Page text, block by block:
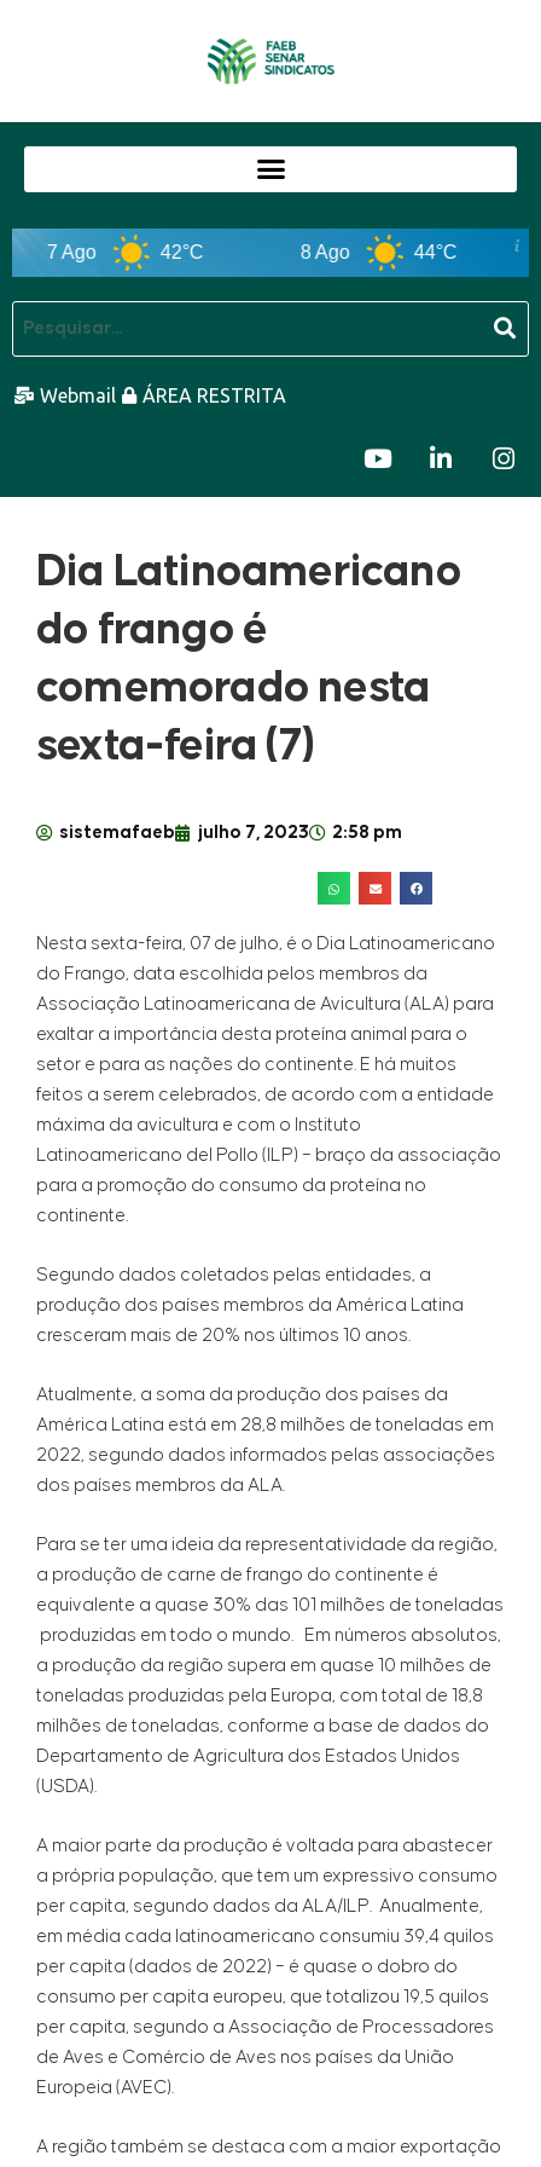
7 Ago 42°C 8 Ago 44°C
Webmail ÁREA RESTRITA
Dia Latinoamericano
do frango é
comemorado nesta
sexta-feira (7)
sistemafaeb julho 7, 2023 2:58 pm
Nesta sexta-feira, 07 de julho, é o Dia Latinoamericano
do Frango, data escolhida pelos membros da
Associação Latinoamericana de Avicultura (ALA) para
exaltar a importância desta proteína animal para o
setor e para as nações do continente. E há muitos
feitos a serem celebrados, de acordo com a entidade
máxima da avicultura e com o Instituto
Latinoamericano del Pollo (ILP) – braço da associação
para a promoção do consumo da proteína no
continente.
Segundo dados coletados pelas entidades, a
produção dos países membros da América Latina
cresceram mais de 20% nos últimos 10 anos.
Atualmente, a soma da produção dos países da
América Latina está em 28,8 milhões de toneladas em
2022, segundo dados informados pelas associações
dos países membros da ALA.
Para se ter uma ideia da representatividade da região,
a produção de carne de frango do continente é
equivalente a quase 30% das 101 milhões de toneladas
produzidas em todo o mundo. Em números absolutos,
a produção da região supera em quase 10 milhões de
toneladas produzidas pela Europa, com total de 18,8
milhões de toneladas, conforme a base de dados do
Departamento de Agricultura dos Estados Unidos
(USDA).
A maior parte da produção é voltada para abastecer
a própria população, que tem um expressivo consumo
per capita, segundo dados da ALA/ILP. Anualmente,
em média cada latinoamericano consumiu 39,4 quilos
per capita (dados de 2022) – é quase o dobro do
consumo per capita europeu, que totalizou 19,5 quilos
per capita, segundo a Associação de Processadores
de Aves e Comércio de Aves nos países da União
Europeia (AVEC).
A região também se destaca com a maior exportação